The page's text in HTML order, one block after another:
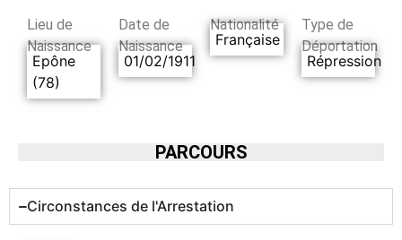
Lieu de
Naissance
Epône
(78)
Date de
Naissance
01/02/1911
Nationalité
Française
Type de
Déportation
Répression
PARCOURS
Circonstances de l'Arrestation